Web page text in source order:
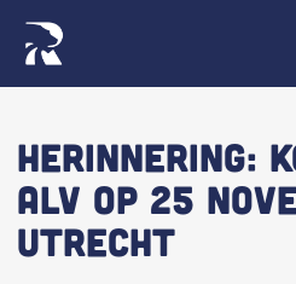
Zoeken
naar:Wat we willen
ALV op 25
Utrecht